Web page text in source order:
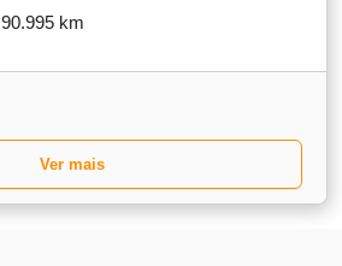
90.995 km
Ver mais